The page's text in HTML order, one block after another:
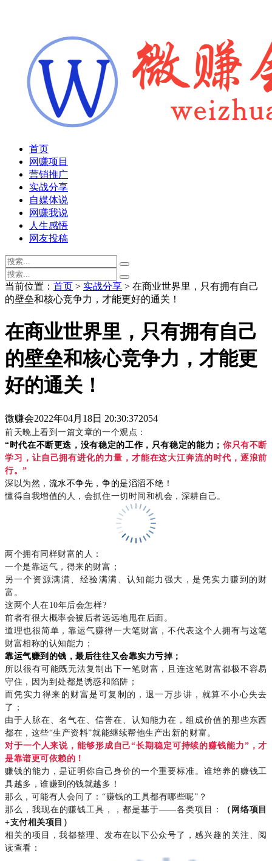
首页
网赚项目
营销推广
实战分享
自媒体说
网赚我说
人生感悟
网友投稿
当前位置： 首页 > 实战分享 > 在商业世界里，只有拥有自己
的壁垒和核心竞争力，才能更好的通关！
在商业世界里，只有拥有自己
的壁垒和核心竞争力，才能更
好的通关！
微赚会2022年04月18日 20:30:372054
前天晚上看到一篇文章的一个观点：
“时代在不断更迭，没有稳定的工作，只有稳定的能力； 你只有不断
学习，让自己拥有进化的力量，才能在这大江奔流的时代，逐浪前
行。”
深以为然， 流水不争先，争的是滔滔不绝！
懂得自我增值的人，会抓住一切时间和机会，深耕自己。
两个拥有同样财富的人：
一个是靠运气，得来的财富；
另一个资源满满、经验满满、认知能力强大，是凭实力赚到的财
富。
这两个人在10年后会怎样?
前者有很大概率会被后者远远地甩在后面。
道理也很简单，靠运气赚得一大笔财富，不代表这个人拥有与这笔
财富相称的认知能力；
靠运气赚到的钱，最后往往又会靠实力亏掉；
所以很有可能既无法复制出下一笔财富，且连这笔财富都极不容易
守住，因为到处都是诱惑和陷阱；
而凭实力得来的财富是可复制的，退一万步讲，就算不小心失去
了；
由于人脉在、名气在、信誉在、认知能力在，组成价值的那些东西
都在，这些“生产资料”就能继续帮他生产出新的财富。
对于一个人来说，能够形成自己“长期稳定可持续的赚钱能力”，才
是靠谱更可依赖的！
赚钱的能力，是证明你自己身价的一个重要标准。谁培养的赚钱工
具越多，谁赚到的钱就越多！
那么，可能有人会问了：“赚钱的工具都有哪些呢”？
那么，我现在的赚钱工具，，都是基于——各类项目：
（网络项目
+支付相关项目）
相关的项目，我都整理、发布在以下公众号了，感兴趣的关注、阅
读查看：